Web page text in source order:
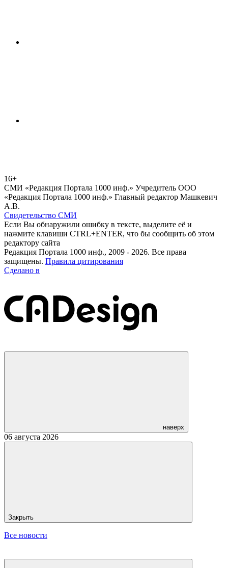
16+
СМИ «Редакция Портала 1000 инф.» Учредитель ООО
«Редакция Портала 1000 инф.» Главный редактор Машкевич
А.В.
Свидетельство СМИ
Если Вы обнаружили ошибку в тексте, выделите её и
нажмите клавиши CTRL+ENTER, что бы сообщить об этом
редактору сайта
Редакция Портала 1000 инф., 2009 - 2026. Все права
защищены. Правила цитирования
Сделано в
наверх
06 августа 2026
Закрыть
Все новости